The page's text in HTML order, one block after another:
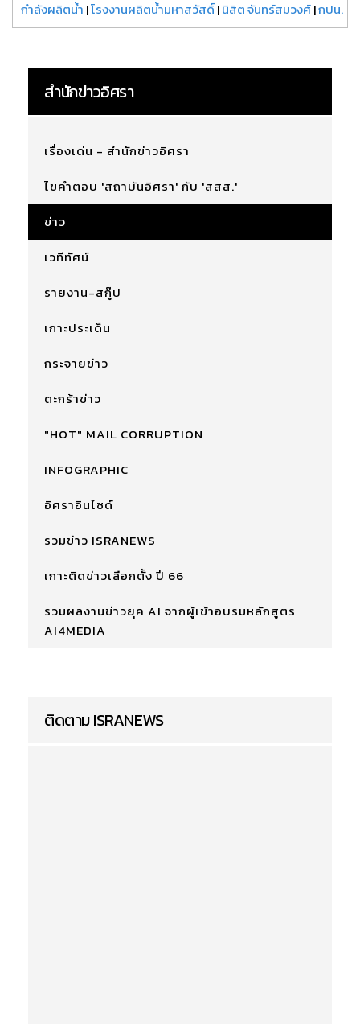
กำลังผลิตน้ำ |โรงงานผลิตน้ำมหาสวัสดิ์|นิสิต จันทร์สมวงศ์|กปน.
สำนักข่าวอิศรา
เรื่องเด่น - สำนักข่าวอิศรา
ไขคำตอบ 'สถาบันอิศรา' กับ 'สสส.'
ข่าว
เวทีทัศน์
รายงาน-สกู๊ป
เกาะประเด็น
กระจายข่าว
ตะกร้าข่าว
"HOT" MAIL CORRUPTION
INFOGRAPHIC
อิศราอินไซด์
รวมข่าว ISRANEWS
เกาะติดข่าวเลือกตั้ง ปี 66
รวมผลงานข่าวยุค AI จากผู้เข้าอบรมหลักสูตร
AI4MEDIA
ติดตาม ISRANEWS